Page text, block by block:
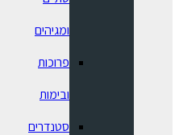
ומגיהים
פרוכות
ובימות
סטנדרים